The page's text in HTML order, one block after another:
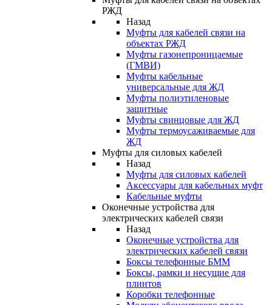
РЖД
Назад
Муфты для кабелей связи на
объектах РЖД
Муфты газонепроницаемые
(ГМВИ)
Муфты кабельные
универсальные для ЖД
Муфты полиэтиленовые
защитные
Муфты свинцовые для ЖД
Муфты термоусаживаемые для
ЖД
Муфты для силовых кабелей
Назад
Муфты для силовых кабелей
Аксессуары для кабельных муфт
Кабельные муфты
Оконечные устройства для
электрических кабелей связи
Назад
Оконечные устройства для
электрических кабелей связи
Боксы телефонные БММ
Боксы, рамки и несущие для
плинтов
Коробки телефонные